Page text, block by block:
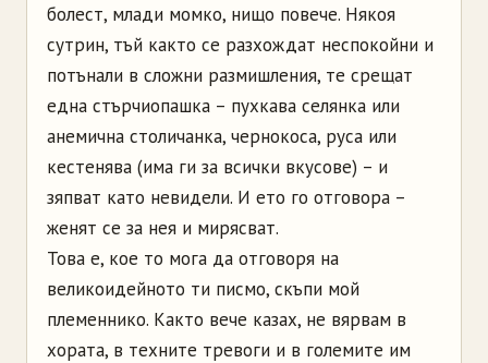
болест, млади момко, нищо повече. Някоя
сутрин, тъй както се разхождат неспокойни и
потънали в сложни размишления, те срещат
една стърчиопашка – пухкава селянка или
анемична столичанка, чернокоса, руса или
кестенява (има ги за всички вкусове) – и
зяпват като невидели. И ето го отговора –
женят се за нея и мирясват.
Това е, кое то мога да отговоря на
великоидейното ти писмо, скъпи мой
племеннико. Както вече казах, не вярвам в
хората, в техните тревоги и в големите им